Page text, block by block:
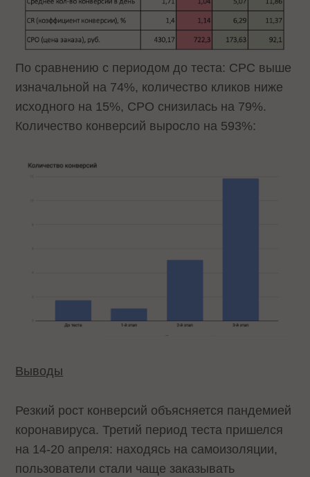
По сравнению с периодом до теста: CPC выше
изначальной на 74%, количество кликов ниже
исходного на 15%, CPO снизилась на 79%.
Количество конверсий выросло на 593%:
Выводы
Резкий рост конверсий объясняется пандемией
коронавируса. Третий период теста пришелся
на 14-20 апреля: находясь на самоизоляции,
пользователи стали чаще заказывать